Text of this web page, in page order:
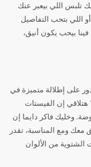
تلبس اللي بيعبر عنك
اللي بتحب التفاصيل
بيحب يكون أنيق،
على إطلالة متميزة في
كل موسم وأي مناسبة، لازم تخلي الفيست الرجالي قطعة أساسية في دولابك. اكتشف موديلات الفيستات الرجالي المختلفة لكل مناسبة وجرب موديلات وألوان جديدة٬ هتلاقي إن الفيستات
وخليك فاكر دايما إن
معك ومع المناسبة، تقدر
الشتوية من الألوان